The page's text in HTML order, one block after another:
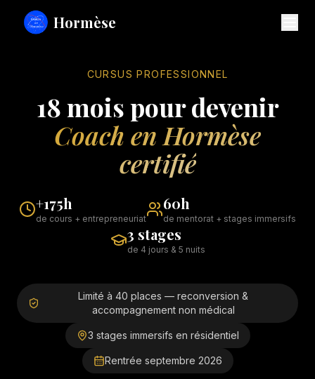
Hormèse
CURSUS PROFESSIONNEL
18 mois pour devenir
Coach en Hormèse
certifié
+175h
de cours + entrepreneuriat
60h
de mentorat + stages immersifs
3 stages
de 4 jours & 5 nuits
Limité à 40 places — reconversion &
accompagnement non médical
3 stages immersifs en résidentiel
Rentrée septembre 2026